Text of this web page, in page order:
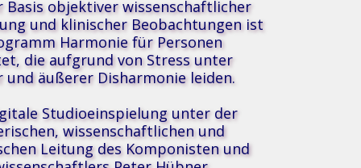
Basis objektiver wissenschaftlicher
und klinischer Beobachtungen ist
Harmonie für Personen
die aufgrund von Stress unter
und äußerer Disharmonie leiden.
Studioeinspielung unter der
wissenschaftlichen und
Leitung des Komponisten und